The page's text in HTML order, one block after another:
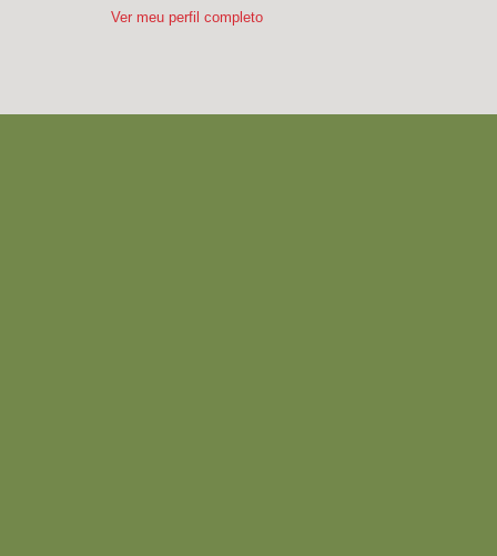
Ver meu perfil completo